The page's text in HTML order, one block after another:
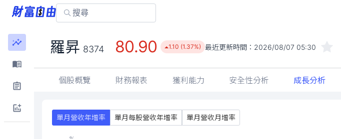
羅昇 8374 80.90 1.10 (1.37%) 最近更新時間： 2026/08/07 05:30
個股概覽 財務報表 獲利能力 安全性分析 成長分析
單月營收年增率 單月每股營收年增率 單月營收月增率